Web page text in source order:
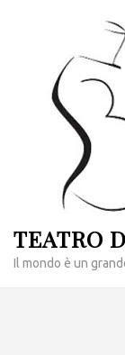
TEATRO
Il mondo è un